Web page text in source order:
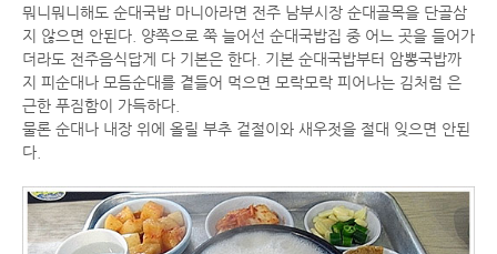
뭐니뭐니해도 순대국밥 마니아라면 전주 남부시장 순대골목을 단골삼
지 않으면 안된다. 양쪽으로 쭉 늘어선 순대국밥집 중 어느 곳을 들어가
더라도 전주음식답게 다 기본은 한다. 기본 순대국밥부터 암뽕국밥까
지 피순대나 모듬순대를 곁들어 먹으면 모락모락 피어나는 김처럼 은
근한 푸짐함이 가득하다.
물론 순대나 내장 위에 올릴 부추 겉절이와 새우젓을 절대 잊으면 안된
다.